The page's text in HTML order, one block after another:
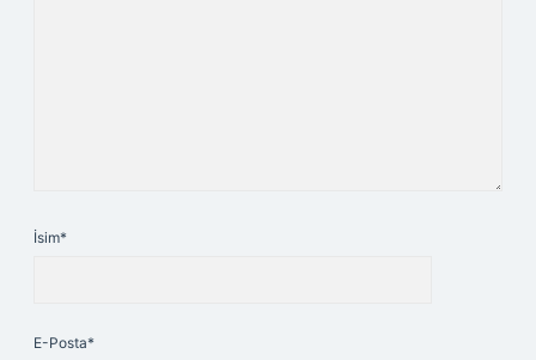
İsim*
E-Posta*